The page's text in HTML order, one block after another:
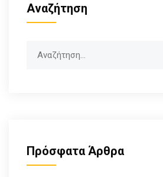
Αναζήτηση
Πρόσφατα Άρθρα